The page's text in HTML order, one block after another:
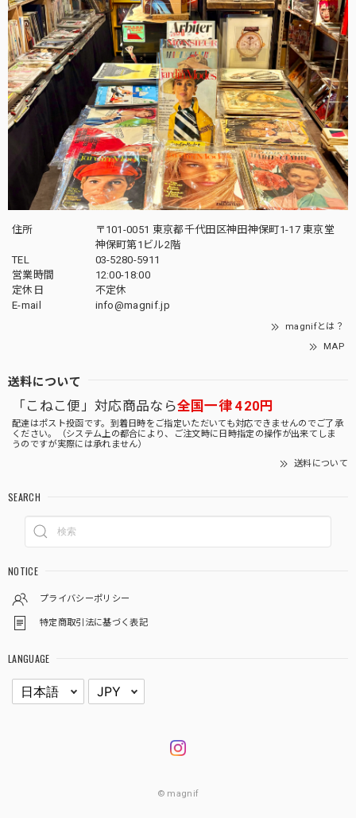
住所
〒101-0051 東京都千代田区神田神保町1-17 東京堂
神保町第1ビル2階
TEL
03-5280-5911
営業時間
12:00-18:00
定休日
不定休
E-mail
info@magnif.jp
magnifとは？
MAP
送料について
「こねこ便」対応商品なら全国一律 420円
配達はポスト投函です。到着日時をご指定いただいても対応できませんのでご了承
ください。（システム上の都合により、ご注文時に日時指定の操作が出来てしま
うのですが実際には承れません）
送料について
SEARCH
NOTICE
プライバシーポリシー
特定商取引法に基づく表記
LANGUAGE
© magnif